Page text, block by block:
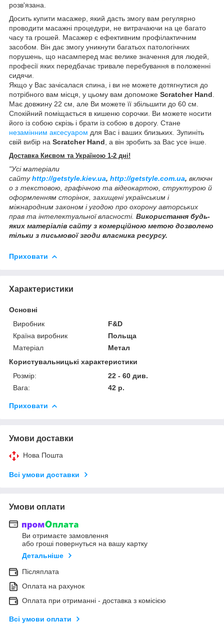
розв'язана.
Досить купити масажер, який дасть змогу вам регулярно
проводити масажні процедури, не витрачаючи на це багато
часу та грошей. Масажер є ефективним профілактичним
засобом. Він дає змогу уникнути багатьох патологічних
порушень, що насамперед має велике значення для людей,
професії яких передбачає тривале перебування в положенні
сидячи.
Якщо у Вас зачісалася спина, і ви не можете дотягнутися до
потрібного вам місця, у цьому вам допоможе Scratcher Hand
Має довжину 22 см, але Ви можете її збільшити до 60 см.
Спокійний поміщається в кишеню сорочки. Ви можете носити
його із собою скрізь і брати із собою в дорогу. Стане
незамінним аксесуаром для Вас і ваших близьких. Зупиніть
свій вибір на Scratcher Hand , а він зробить за Вас усе інше.
Доставка Києвом та Україною 1-2 дні!
"Усі матеріали
сайтуhttp://getstyle.kiev.ua, http://getstyle.com.ua, включн
о з текстовою, графічною та відеокартою, структурою й
оформленням сторінок, захищені українським і
міжнародним законом і угодою про охорону авторських
прав та інтелектуальної власності. Використання будь-
яких матеріалів сайту з комерційною метою дозволено
тільки з письмової згоди власника ресурсу.
Приховати
Характеристики
Основні
Виробник
F&D
Країна виробник
Польща
Матеріал
Метал
Користувальницькі характеристики
Розмір:
22 - 60 див.
Вага:
42 р.
Приховати
Умови доставки
Нова Пошта
Всі умови доставки
Умови оплати
Ви отримаєте замовлення
або гроші повернуться на вашу картку
Детальніше
Післяплата
Оплата на рахунок
Оплата при отриманні - доставка з комісією
Всі умови оплати